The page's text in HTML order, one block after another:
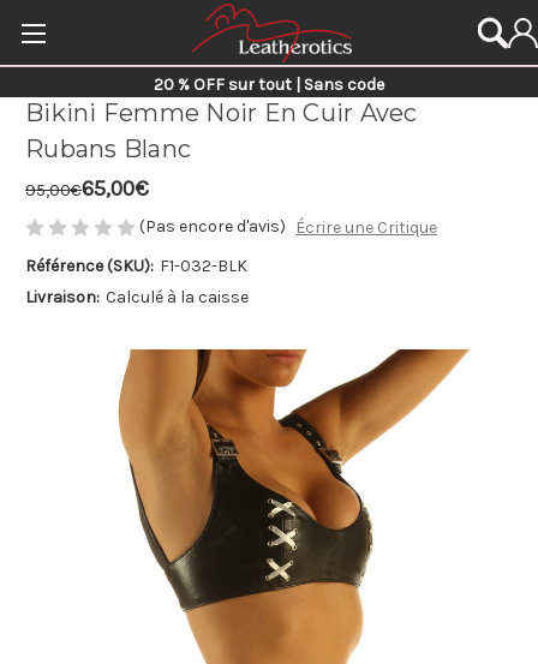
20 % OFF sur tout | Sans code
Bikini Femme Noir En Cuir Avec
Rubans Blanc
95,00€65,00€
(Pas encore d'avis)
Écrire une Critique
Référence (SKU): F1-032-BLK
Livraison: Calculé à la caisse